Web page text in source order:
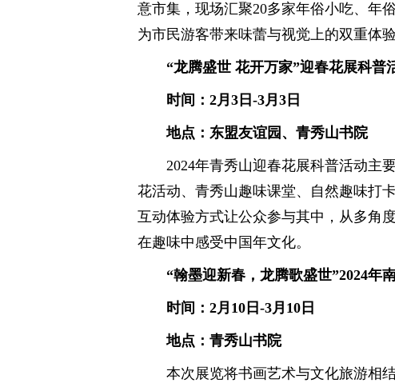
意市集，现场汇聚20多家年俗小吃、年
为市民游客带来味蕾与视觉上的双重体验
“龙腾盛世 花开万家”迎春花展科普
时间：2月3日-3月3日
地点：东盟友谊园、青秀山书院
2024年青秀山迎春花展科普活动主
花活动、青秀山趣味课堂、自然趣味打
互动体验方式让公众参与其中，从多角
在趣味中感受中国年文化。
“翰墨迎新春，龙腾歌盛世”2024年
时间：2月10日-3月10日
地点：青秀山书院
本次展览将书画艺术与文化旅游相